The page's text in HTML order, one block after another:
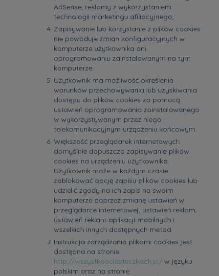
AdSense, reklamy z wykorzystaniem
technologii marketingu afiliacyjnego;
Zapisywanie lub korzystanie z plików cookies
nie powoduje zmian konfiguracyjnych w
komputerze użytkownika ani
oprogramowaniu zainstalowanym na tym
komputerze.
Użytkownik ma możliwość określenia
warunków przechowywania lub uzyskiwania
dostępu do plików cookies za pomocą
ustawień oprogramowania zainstalowanego
w wykorzystywanym przez niego
telekomunikacyjnym urządzeniu końcowym.
Większość przeglądarek internetowych
domyślnie dopuszcza zapisywanie plików
cookies na urządzeniu użytkownika.
Użytkownik może w każdym czasie
zablokować opcję zapisu plików cookies lub
udzielić zgody na ich zapis na swoim
komputerze poprzez zmianę ustawień w
przeglądarce internetowej, ustawień reklam,
ustawień reklam aplikacji mobilnych i
wszelkich innych dostępnych metod.
Instrukcja zarządzania plikami cookies jest
dostępna na stronie
http://wszystkoociasteczkach.pl/ w języku
polskim oraz na stronie